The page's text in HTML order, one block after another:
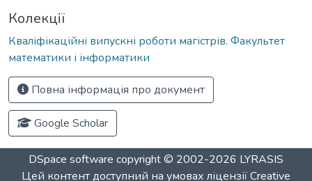
Колекції
Кваліфікаційні випускні роботи магістрів. Факультет
математики і інформатики
Повна інформація про документ
Google Scholar
DSpace software copyright © 2002-2026 LYRASIS
Цей контент доступний на умовах ліцензіїCreative